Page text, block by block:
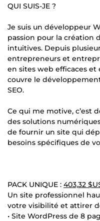
QUI SUIS-JE ?
Je suis un développeur
passion pour la création
intuitives. Depuis
entrepreneurs et
en sites web efficaces
couvre le
SEO.
Ce qui me motive, c’est
des solutions
de fournir un site qui
besoins spécifiques de
PACK UNIQUE : 403,32
Un site professionnel
votre visibilité et attirer
• Site WordPress de 8